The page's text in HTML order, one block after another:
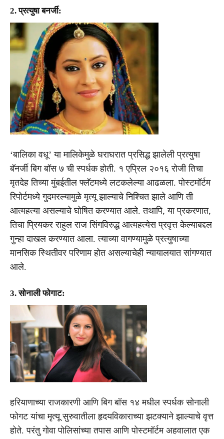
2. प्रत्युषा बनर्जी:
‘बालिका वधू’ या मालिकेमुळे घराघरात प्रसिद्ध झालेली प्रत्युषा
बॅनर्जी बिग बॉस ७ ची स्पर्धक होती. १ एप्रिल २०१६ रोजी तिचा
मृतदेह तिच्या मुंबईतील फ्लॅटमध्ये लटकलेल्या आढळला. पोस्टमॉर्टम
रिपोर्टमध्ये गुदमरल्यामुळे मृत्यू झाल्याचे निश्चित झाले आणि ती
आत्महत्या असल्याचे घोषित करण्यात आले. तथापि, या प्रकरणात,
तिचा प्रियकर राहुल राज सिंगविरुद्ध आत्महत्येस प्रवृत्त केल्याबद्दल
गुन्हा दाखल करण्यात आला. त्याच्या वागण्यामुळे प्रत्युषाच्या
मानसिक स्थितीवर परिणाम होत असल्याचेही न्यायालयात सांगण्यात
आले.
3. सोनाली फोगाट:
हरियाणाच्या राजकारणी आणि बिग बॉस १४ मधील स्पर्धक सोनाली
फोगट यांचा मृत्यू सुरुवातीला हृदयविकाराच्या झटक्याने झाल्याचे वृत्त
होते. परंतु गोवा पोलिसांच्या तपास आणि पोस्टमॉर्टम अहवालात एक